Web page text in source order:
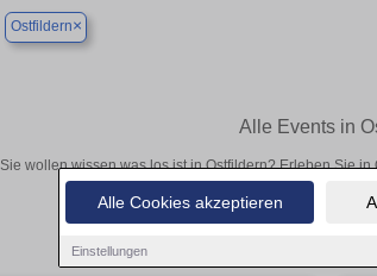
Alle Cookies akzeptieren
Einstellungen
Ostfildern×
Alle Events in
Sie wollen wissen was los ist in Ostfildern? Erleben Sie
oder aufregende